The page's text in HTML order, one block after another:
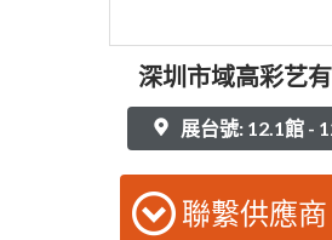
深圳市域高彩艺
展台號: 12.1館 -
聯繫供應商